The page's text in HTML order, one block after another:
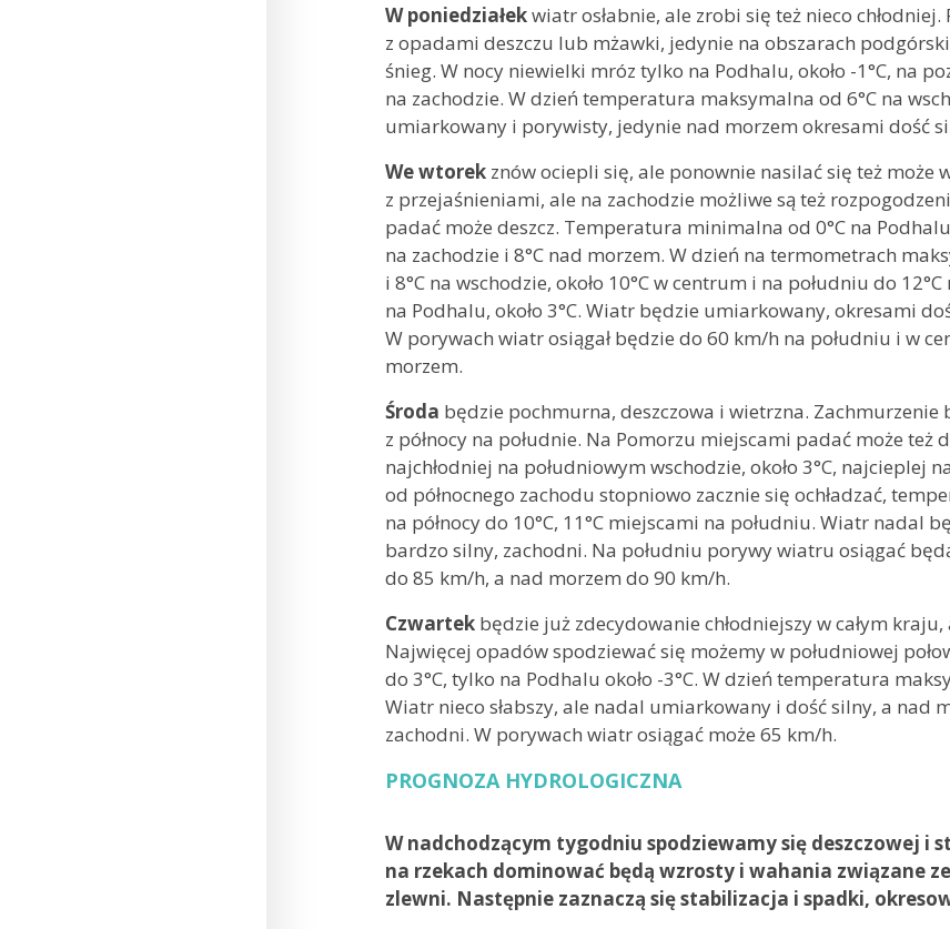
W poniedziałekwiatr osłabnie, ale zrobi się też nieco
z opadami deszczu lub mżawki, jedynie na obszarach
śnieg. W nocy niewielki mróz tylko na Podhalu, około -1°C, na
na zachodzie. W dzień temperatura maksymalna od 6°C na
umiarkowany i porywisty, jedynie nad morzem okresami dość
We wtorek znów ociepli się, ale ponownie nasilać się też może
z przejaśnieniami, ale na zachodzie możliwe są też
padać może deszcz. Temperatura minimalna od 0°C na
na zachodzie i 8°C nad morzem. W dzień na termometrach
i 8°C na wschodzie, około 10°C w centrum i na południu do
na Podhalu, około 3°C. Wiatr będzie umiarkowany, okresami
W porywach wiatr osiągał będzie do 60 km/h na południu i w
morzem.
Środa będzie pochmurna, deszczowa i wietrzna.
z północy na południe. Na Pomorzu miejscami padać może też
najchłodniej na południowym wschodzie, około 3°C, najcieplej
od północnego zachodu stopniowo zacznie się ochładzać,
na północy do 10°C, 11°C miejscami na południu. Wiatr nadal
bardzo silny, zachodni. Na południu porywy wiatru osiągać
do 85 km/h, a nad morzem do 90 km/h.
Czwartek będzie już zdecydowanie chłodniejszy w całym
Najwięcej opadów spodziewać się możemy w południowej
do 3°C, tylko na Podhalu około -3°C. W dzień temperatura
Wiatr nieco słabszy, ale nadal umiarkowany i dość silny, a nad
zachodni. W porywach wiatr osiągać może 65 km/h.
PROGNOZA HYDROLOGICZNA
W nadchodzącym tygodniu spodziewamy się deszczowej i
na rzekach dominować będą wzrosty i wahania związane
zlewni. Następnie zaznaczą się stabilizacja i spadki,